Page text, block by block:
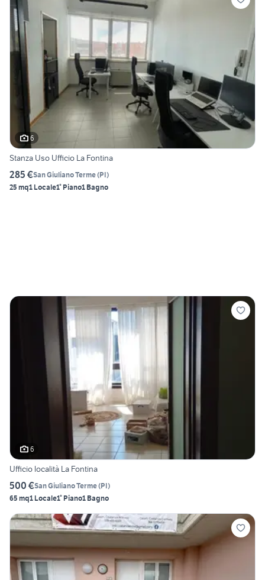
6
Stanza Uso Ufficio La Fontina
285 €San Giuliano Terme(PI)
25 mq1 Locale1° Piano1 Bagno
6
Ufficio località La Fontina
500 €San Giuliano Terme(PI)
65 mq1 Locale1° Piano1 Bagno